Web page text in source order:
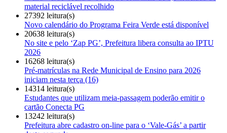
material reciclável recolhido
27392 leitura(s)
Novo calendário do Programa Feira Verde está disponível
20638 leitura(s)
No site e pelo ‘Zap PG’, Prefeitura libera consulta ao IPTU
2026
16268 leitura(s)
Pré-matrículas na Rede Municipal de Ensino para 2026
iniciam nesta terça (16)
14314 leitura(s)
Estudantes que utilizam meia-passagem poderão emitir o
cartão Conecta PG
13242 leitura(s)
Prefeitura abre cadastro on-line para o ‘Vale-Gás’ a partir